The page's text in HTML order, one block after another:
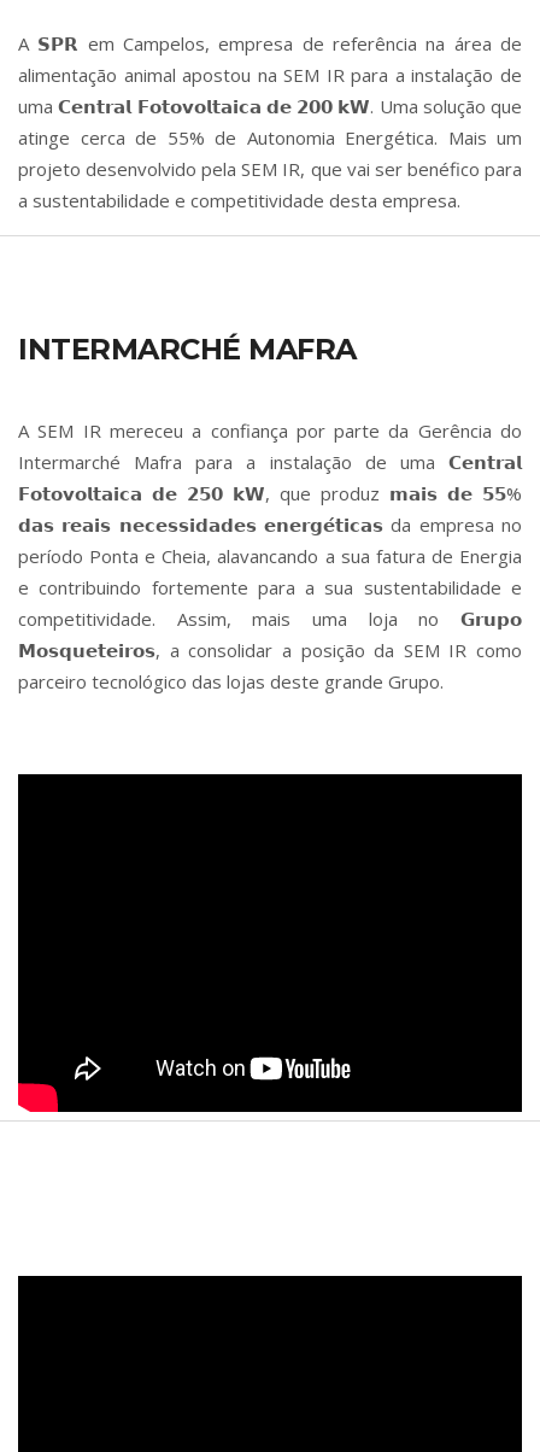
A 𝗦𝗣𝗥 em Campelos, empresa de referência na área de
alimentação animal apostou na SEM IR para a instalação de
uma 𝗖𝗲𝗻𝘁𝗿𝗮𝗹 𝗙𝗼𝘁𝗼𝘃𝗼𝗹𝘁𝗮𝗶𝗰𝗮 𝗱𝗲 𝟮𝟬𝟬 𝗸𝗪. Uma solução que
atinge cerca de 55% de Autonomia Energética. Mais um
projeto desenvolvido pela SEM IR, que vai ser benéfico para
a sustentabilidade e competitividade desta empresa.
INTERMARCHÉ MAFRA
A SEM IR mereceu a confiança por parte da Gerência do
Intermarché Mafra para a instalação de uma 𝗖𝗲𝗻𝘁𝗿𝗮𝗹
𝗙𝗼𝘁𝗼𝘃𝗼𝗹𝘁𝗮𝗶𝗰𝗮 𝗱𝗲 𝟮𝟱𝟬 𝗸𝗪, que produz 𝗺𝗮𝗶𝘀 𝗱𝗲 𝟱𝟱%
𝗱𝗮𝘀 𝗿𝗲𝗮𝗶𝘀 𝗻𝗲𝗰𝗲𝘀𝘀𝗶𝗱𝗮𝗱𝗲𝘀 𝗲𝗻𝗲𝗿𝗴𝗲́𝘁𝗶𝗰𝗮𝘀 da empresa no
período Ponta e Cheia, alavancando a sua fatura de Energia
e contribuindo fortemente para a sua sustentabilidade e
competitividade. Assim, mais uma loja no 𝗚𝗿𝘂𝗽𝗼
𝗠𝗼𝘀𝗾𝘂𝗲𝘁𝗲𝗶𝗿𝗼𝘀, a consolidar a posição da SEM IR como
parceiro tecnológico das lojas deste grande Grupo.